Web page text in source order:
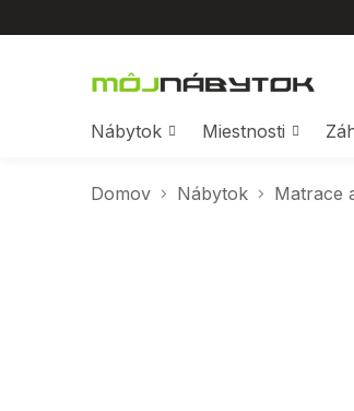
na
Nábytok
Miestnosti
Domov Nábytok Matrace